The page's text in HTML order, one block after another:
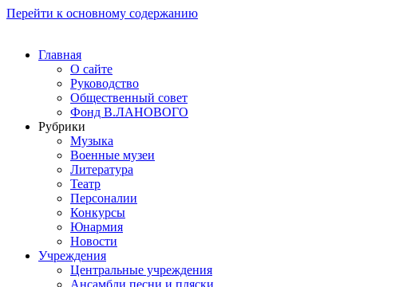
Перейти к основному содержанию
Главная
О сайте
Руководство
Общественный совет
Фонд В.ЛАНОВОГО
Рубрики
Музыка
Военные музеи
Литература
Театр
Персоналии
Конкурсы
Юнармия
Новости
Учреждения
Центральные учреждения
Ансамбли песни и пляски